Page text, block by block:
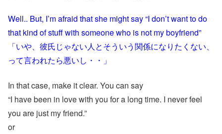
Well.. But, I’m afraid that she might say “I don’t want to do
that kind of stuff with someone who is not my boyfriend”
「いや、彼氏じゃない人とそういう関係になりたくない、
って言われたら悪いし・・」
In that case, make it clear. You can say
“I have been in love with you for a long time. I never feel
you are just my friend.”
or